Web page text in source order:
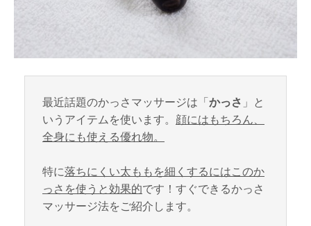
最近話題のかっさマッサージは「 かっさ 」と
いうアイテムを使います。 顔にはもちろん、
全身にも使える優れ物。
特に落ちにくい太ももを細くするにはこのか
っさを使うと効果的です！すぐできるかっさ
マッサージ法をご紹介します。